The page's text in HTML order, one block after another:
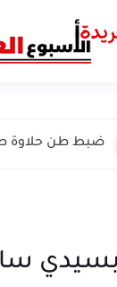
بسيدي